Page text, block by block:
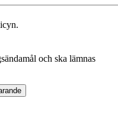
och ska lämnas